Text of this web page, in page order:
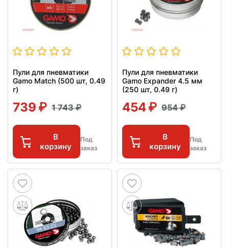
Пули для пневматики
Gamo Match (500 шт, 0.49
г)
739 1 743
В
корзину
Под
заказ
Пули для пневматики
Gamo Expander 4.5 мм
(250 шт, 0.49 г)
454 954
В
корзину
Под
заказ